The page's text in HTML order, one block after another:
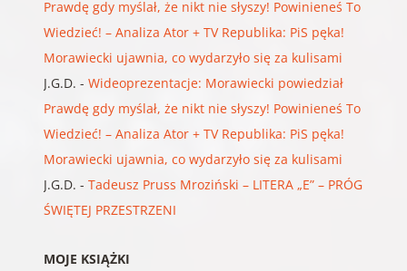
Prawdę gdy myślał, że nikt nie słyszy! Powinieneś To
Wiedzieć! – Analiza Ator + TV Republika: PiS pęka!
Morawiecki ujawnia, co wydarzyło się za kulisami
J.G.D. - Wideoprezentacje: Morawiecki powiedział
Prawdę gdy myślał, że nikt nie słyszy! Powinieneś To
Wiedzieć! – Analiza Ator + TV Republika: PiS pęka!
Morawiecki ujawnia, co wydarzyło się za kulisami
J.G.D. - Tadeusz Pruss Mroziński – LITERA „E” – PRÓG
ŚWIĘTEJ PRZESTRZENI
MOJE KSIĄŻKI